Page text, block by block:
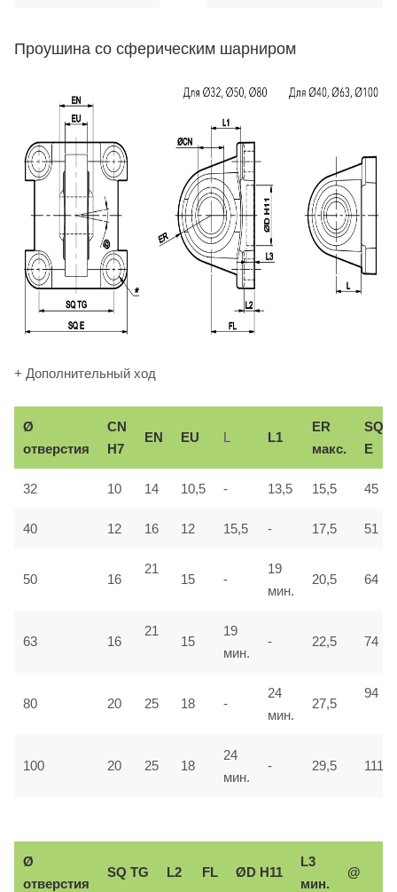
Проушина со сферическим шарниром
+ Дополнительный ход
Ø
отверстия
СN
H7
EN EU L L1
ER
макс.
SQ
E
32 10 14 10,5 - 13,5 15,5 45
40 12 16 12 15,5 - 17,5 51
50 16
21
15 -
19
мин.
20,5 64
63 16
21
15
19
мин.
- 22,5 74
80 20 25 18 -
24
мин.
27,5
94
100 20 25 18
24
мин.
- 29,5 111
Ø
отверстия
SQ TG L2 FL ØD H11
L3
мин.
@